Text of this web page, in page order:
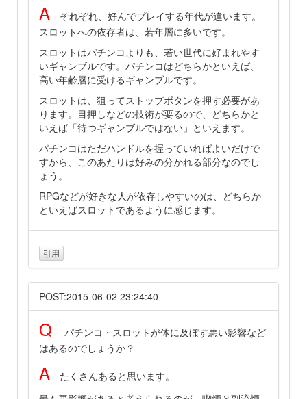
A それぞれ、好んでプレイする年代が違います。
スロットへの依存者は、若年層に多いです。
スロットはパチンコよりも、若い世代に好まれやす
いギャンブルです。パチンコはどちらかといえば、
高い年齢層に受けるギャンブルです。
スロットは、狙ってストップボタンを押す必要があ
ります。目押しなどの技術が要るので、どちらかと
いえば「待つギャンブルではない」といえます。
パチンコはただハンドルを握っていればよいだけで
すから、このあたりは好みの分かれる部分なのでし
ょう。
RPGなどが好きな人が依存しやすいのは、どちらか
といえばスロットであるように感じます。
引用
POST:2015-06-02 23:24:40
Q パチンコ・スロットが体に及ぼす悪い影響など
はあるのでしょうか？
A たくさんあると思います。